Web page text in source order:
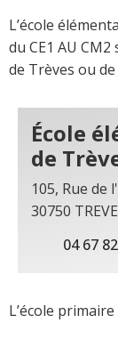
L’école
du CE1 AU
de Trèves ou
École
de
105, Rue de
30750
04 67
L’école